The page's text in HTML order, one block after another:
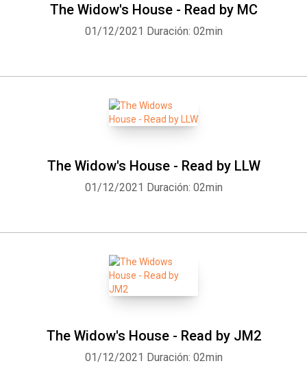
The Widow's House - Read by MC
01/12/2021 Duración: 02min
The Widow's House - Read by LLW
01/12/2021 Duración: 02min
The Widow's House - Read by JM2
01/12/2021 Duración: 02min